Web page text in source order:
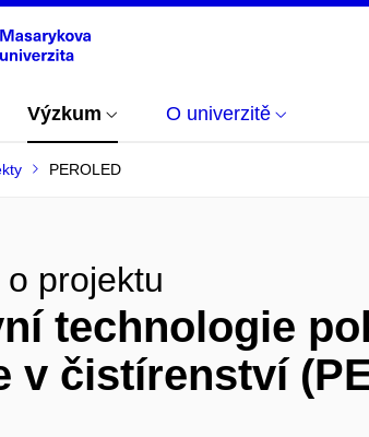
Výzkum O univerzitě
PEROLED
projektu
technologie
v čistírenství